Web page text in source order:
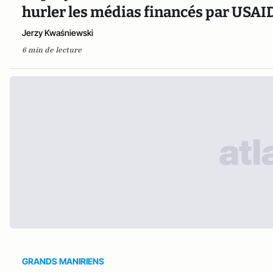
hurler les médias financés par
Jerzy Kwaśniewski
6 min de lecture
GRANDS MANIRIENS